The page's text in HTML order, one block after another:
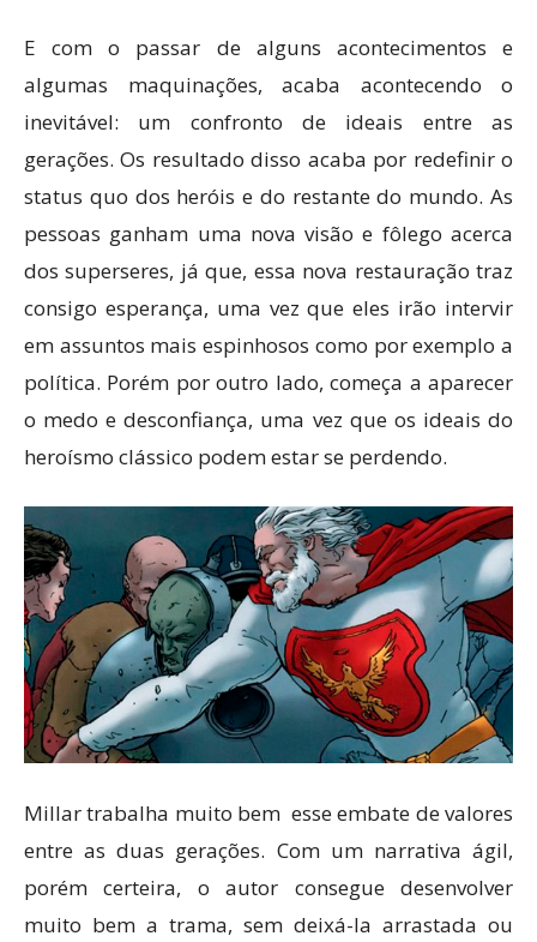
E com o passar de alguns acontecimentos e
algumas maquinações, acaba acontecendo o
inevitável: um confronto de ideais entre as
gerações. Os resultado disso acaba por redefinir o
status quo dos heróis e do restante do mundo. As
pessoas ganham uma nova visão e fôlego acerca
dos superseres, já que, essa nova restauração traz
consigo esperança, uma vez que eles irão intervir
em assuntos mais espinhosos como por exemplo a
política. Porém por outro lado, começa a aparecer
o medo e desconfiança, uma vez que os ideais do
heroísmo clássico podem estar se perdendo.
Millar trabalha muito bem esse embate de valores
entre as duas gerações. Com um narrativa ágil,
porém certeira, o autor consegue desenvolver
muito bem a trama, sem deixá-la arrastada ou